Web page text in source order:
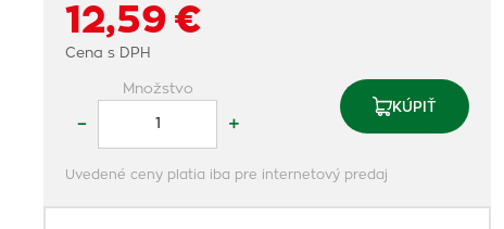
12,59 €
Cena s DPH
Množstvo
– +
KÚPIŤ
Uvedené ceny platia iba pre internetový predaj